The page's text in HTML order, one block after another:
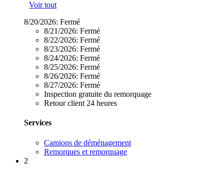
Voir tout
8/20/2026: Fermé
8/21/2026: Fermé
8/22/2026: Fermé
8/23/2026: Fermé
8/24/2026: Fermé
8/25/2026: Fermé
8/26/2026: Fermé
8/27/2026: Fermé
Inspection gratuite du remorquage
Retour client 24 heures
Services
Camions de déménagement
Remorques et remorquage
2